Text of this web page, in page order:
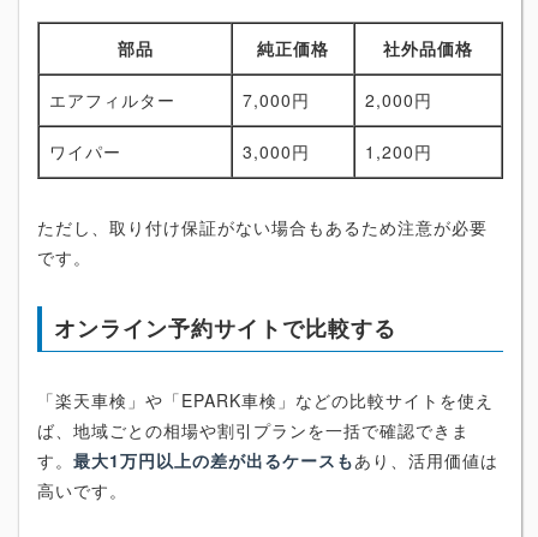
部品 純正価格 社外品価格
エアフィルター 7,000円 2,000円
ワイパー 3,000円 1,200円
ただし、取り付け保証がない場合もあるため注意が必要
です。
オンライン予約サイトで比較する
「楽天車検」や「EPARK車検」などの比較サイトを使え
ば、地域ごとの相場や割引プランを一括で確認できま
す。 最大1万円以上の差が出るケースもあり、活用価値は
高いです。